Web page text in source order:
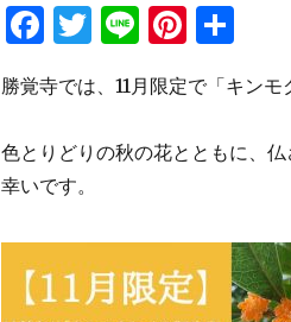
F
a
c
e
b
o
k
T
it
te
Li
e
Pi
te
re
st
共
勝覚寺では、11月限定で「キン
色とりどりの秋の花とともに、
幸いです。